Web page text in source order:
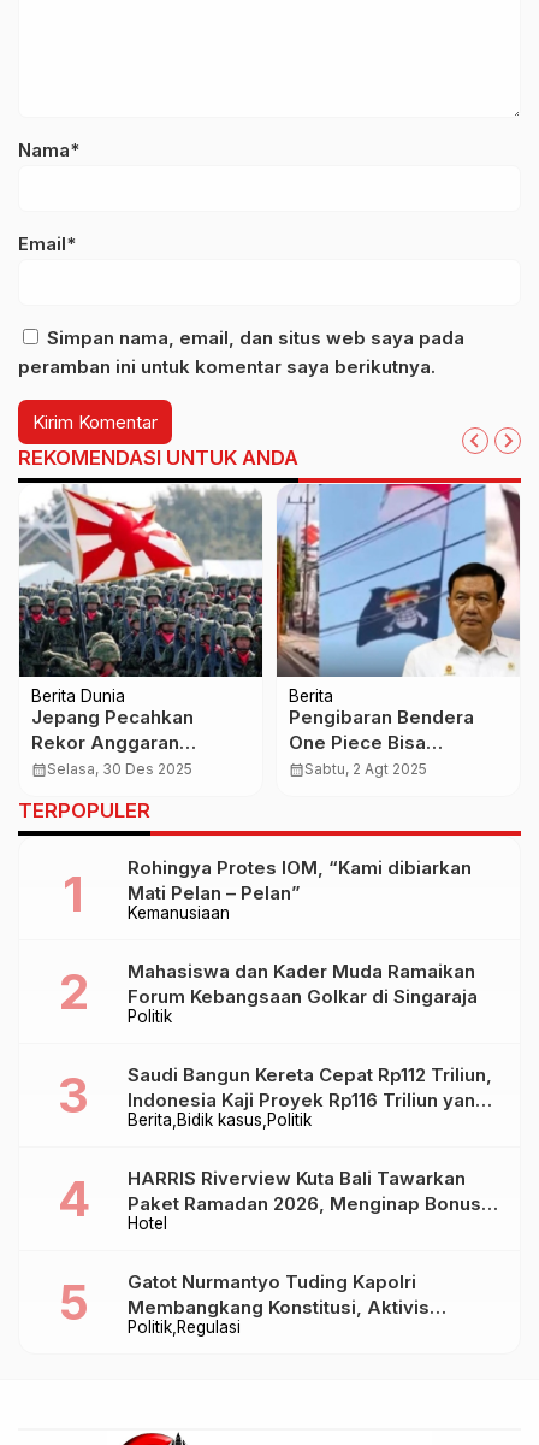
Nama*
Email*
Simpan nama, email, dan situs web saya pada
peramban ini untuk komentar saya berikutnya.
REKOMENDASI UNTUK ANDA
Berita Dunia
Jepang Pecahkan
Rekor Anggaran
Pertahanan, Siapkan
Hadapi Ancaman
Regional
calendar_monthSelasa, 30 Des 2025
Berita
Pengibaran Bendera
One Piece Bisa
Dipidana, Netizen: Kritik
calendar_monthSabtu, 2 Agt 2025
TERPOPULER
Kemanusiaan
Rohingya Protes IOM, “Kami dibiarkan
Mati Pelan – Pelan”
Politik
Mahasiswa dan Kader Muda Ramaikan
Forum Kebangsaan Golkar di Singaraja
Berita Bidik kasus Politik
Saudi Bangun Kereta Cepat Rp112 Triliun,
Indonesia Kaji Proyek Rp116 Triliun yang
Baru Sampai Bandung
Hotel
HARRIS Riverview Kuta Bali Tawarkan
Paket Ramadan 2026, Menginap Bonus
Takjil hingga Bukber Mulai Rp88.888
Politik Regulasi
Gatot Nurmantyo Tuding Kapolri
Membangkang Konstitusi, Aktivis
Tegaskan Polri Tak Punya Sejarah